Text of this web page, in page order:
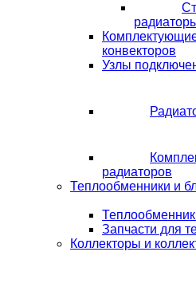
конвекторов
Узлы
радиаторов
Теплообменники и
Запчасти для
Коллекторы и